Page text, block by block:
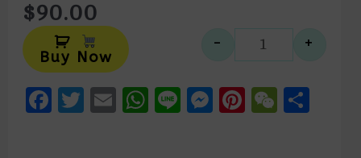
$90.00
Doctor Who
- +
Buy Now
Facebook
Twitter
EmailWhatsApp
LineMessenger